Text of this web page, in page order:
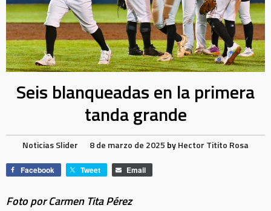
Seis blanqueadas en la primera
tanda grande
NoticiasSlider 8 de marzo de 2025 byHector Titito Rosa
Facebook Tweet Email
Foto por Carmen Tita Pérez